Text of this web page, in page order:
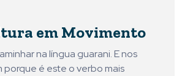
em Movimento
na língua guarani. E nos
porque é este o verbo mais